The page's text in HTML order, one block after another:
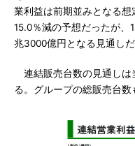
業利益は前期並みとなる
15.0％減の予想だったが、
兆3000億円となる見通しだ
連結販売台数の見通しは
る。グループの総販売台数